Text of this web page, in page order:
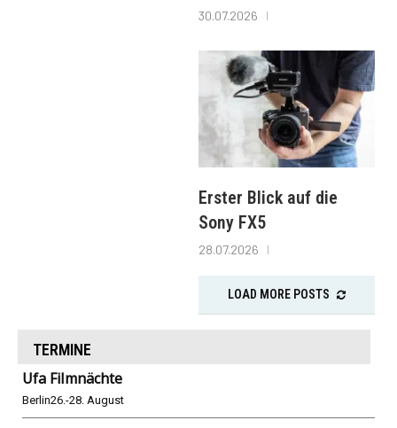
30.07.2026
Erster Blick auf die
Sony FX5
28.07.2026
LOAD MORE POSTS
TERMINE
Ufa Filmnächte
Berlin26.-28. August